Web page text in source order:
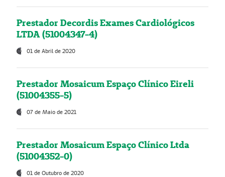
Prestador Decordis Exames Cardiológicos
LTDA (51004347-4)
01 de Abril de 2020
Prestador Mosaicum Espaço Clínico Eireli
(51004355-5)
07 de Maio de 2021
Prestador Mosaicum Espaço Clínico Ltda
(51004352-0)
01 de Outubro de 2020